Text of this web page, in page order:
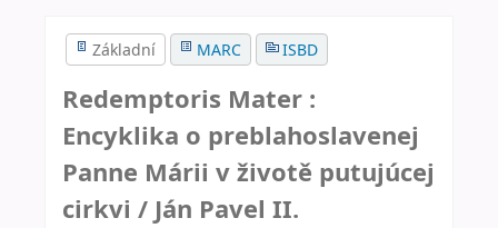
Základní MARC ISBD
Redemptoris Mater :
Encyklika o preblahoslavenej
Panne Márii v životě putujúcej
cirkvi / Ján Pavel II.